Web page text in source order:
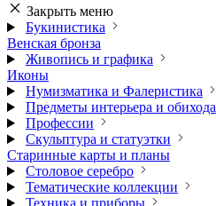
Закрыть меню
Букинистика
Венская бронза
Живопись и графика
Иконы
Нумизматика и Фалеристика
Предметы интерьера и обихода
Профессии
Скульптура и статуэтки
Старинные карты и планы
Столовое серебро
Тематические коллекции
Техника и приборы